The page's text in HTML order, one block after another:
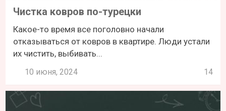
Чистка ковров по-турецки
Какое-то время все поголовно начали
отказываться от ковров в квартире. Люди устали
их чистить, выбивать...
10 июня, 2024 14